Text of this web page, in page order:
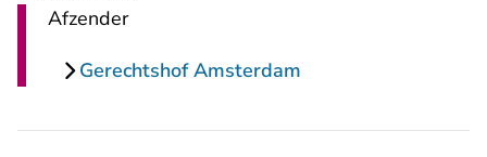
Afzender
Gerechtshof Amsterdam